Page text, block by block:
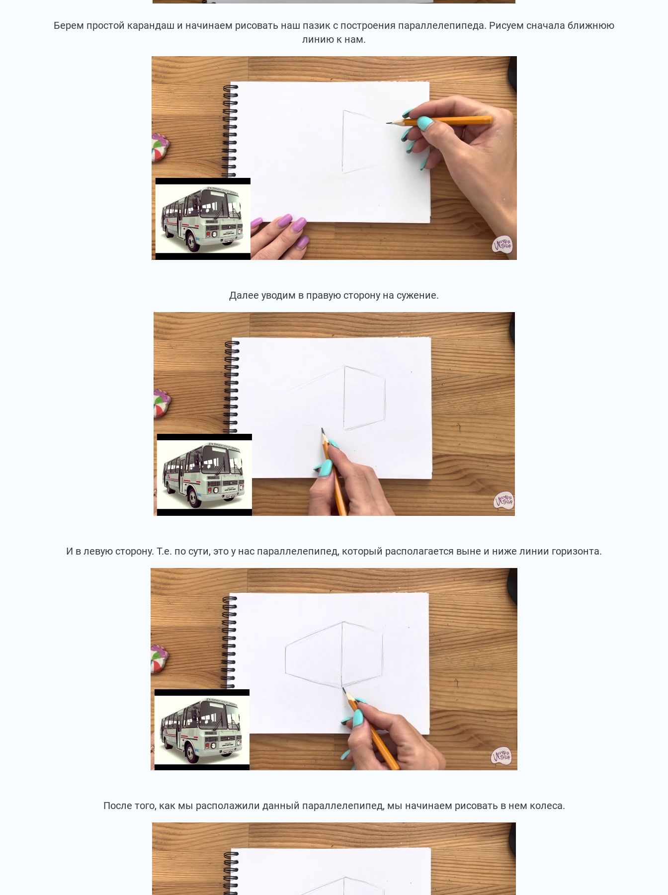
Берем простой карандаш и начинаем рисовать наш пазик с построения параллелепипеда. Рисуем сначала ближнюю
линию к нам.
Далее уводим в правую сторону на сужение.
И в левую сторону. Т.е. по сути, это у нас параллелепипед, который располагается выне и ниже линии горизонта.
После того, как мы располажили данный параллелепипед, мы начинаем рисовать в нем колеса.